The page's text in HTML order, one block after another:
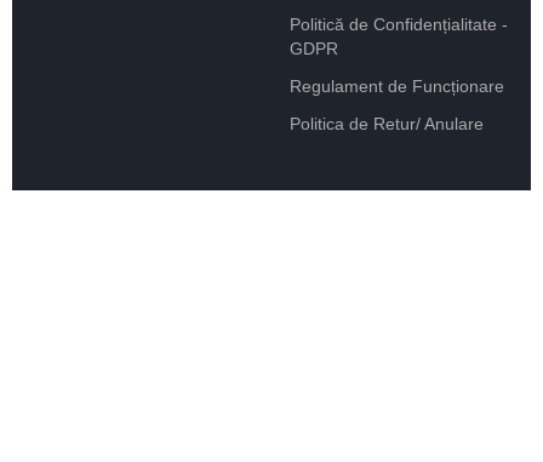
Politică de Confidențialitate -
GDPR
Regulament de Funcționare
Politica de Retur/ Anulare